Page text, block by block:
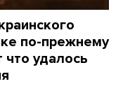
по-прежнему
что удалось